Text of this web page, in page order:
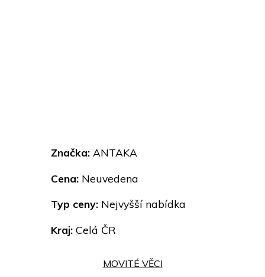
Značka: ANTAKA
Cena: Neuvedena
Typ ceny: Nejvyšší nabídka
Kraj: Celá ČR
MOVITÉ VĚCI